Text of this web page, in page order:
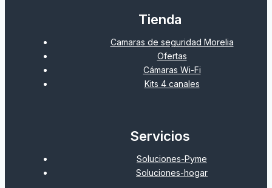
Tienda
Camaras de seguridad Morelia
Ofertas
Cámaras Wi-Fi
Kits 4 canales
Servicios
Soluciones-Pyme
Soluciones-hogar